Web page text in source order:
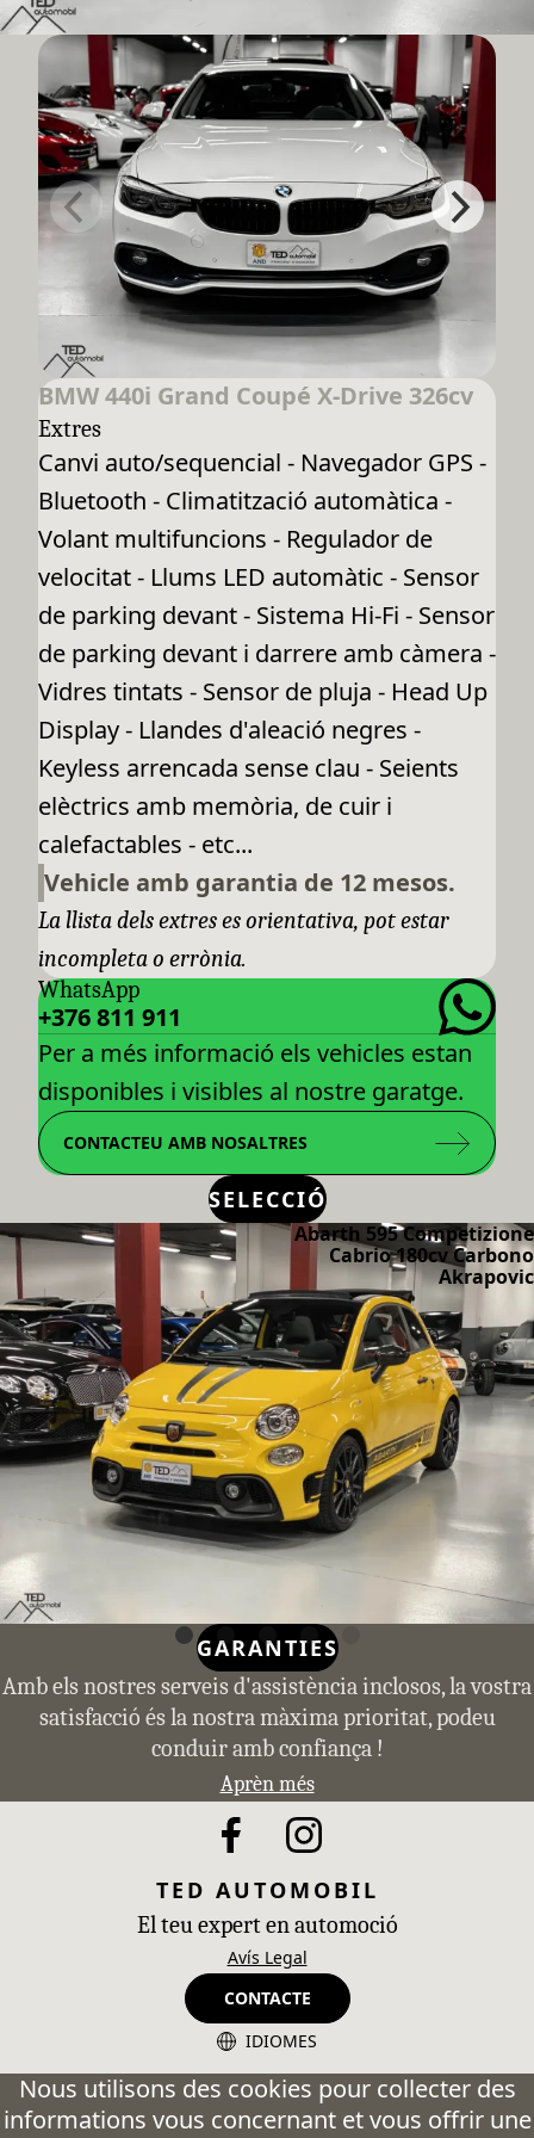
Nous utilisons des cookies pour collecter des
informations vous concernant et vous offrir une
BMW 440i Grand Coupé X-Drive 326cv
Extres
Canvi auto/sequencial - Navegador GPS -
Bluetooth - Climatització automàtica -
Volant multifuncions - Regulador de
velocitat - Llums LED automàtic - Sensor
de parking devant - Sistema Hi-Fi - Sensor
de parking devant i darrere amb càmera -
Vidres tintats - Sensor de pluja - Head Up
Display - Llandes d'aleació negres -
Keyless arrencada sense clau - Seients
elèctrics amb memòria, de cuir i
calefactables - etc...
Vehicle amb garantia de 12 mesos.
La llista dels extres es orientativa, pot estar
incompleta o errònia.
WhatsApp
+376 811 911
Per a més informació els vehicles estan
disponibles i visibles al nostre garatge.
CONTACTEU AMB NOSALTRES
SELECCIÓ
Abarth 595 Competizione
Cabrio 180cv Carbono
Akrapovic
GARANTIES
Amb els nostres serveis d'assistència inclosos, la vostra
satisfacció és la nostra màxima prioritat, podeu
conduir amb confiança !
Aprèn més
TED AUTOMOBIL
El teu expert en automoció
Avís Legal
CONTACTE
IDIOMES
CA - Catalán
ES - Español